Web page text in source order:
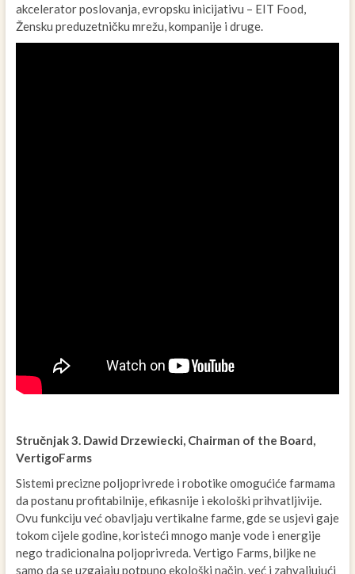
akcelerator poslovanja, evropsku inicijativu – EIT Food,
Žensku preduzetničku mrežu, kompanije i druge.
Stručnjak 3. Dawid Drzewiecki, Chairman of the Board,
VertigoFarms
Sistemi precizne poljoprivrede i robotike omogućiće farmama
da postanu profitabilnije, efikasnije i ekološki prihvatljivije.
Ovu funkciju već obavljaju vertikalne farme, gde se usjevi gaje
tokom cijele godine, koristeći mnogo manje vode i energije
nego tradicionalna poljoprivreda. Vertigo Farms, biljke ne
samo da se uzgajaju potpuno ekološki način, već i zahvaljujući